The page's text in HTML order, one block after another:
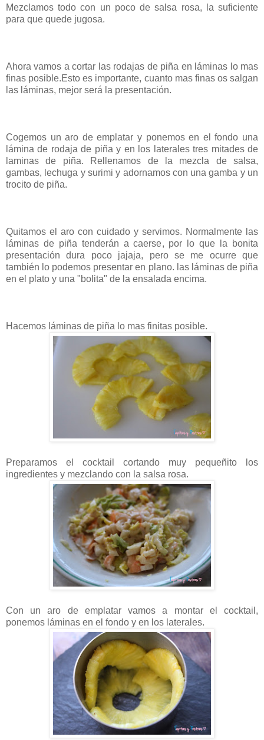
Mezclamos todo con un poco de salsa rosa, la suficiente
para que quede jugosa.
Ahora vamos a cortar las rodajas de piña en láminas lo mas
finas posible.Esto es importante, cuanto mas finas os salgan
las láminas, mejor será la presentación.
Cogemos un aro de emplatar y ponemos en el fondo una
lámina de rodaja de piña y en los laterales tres mitades de
laminas de piña. Rellenamos de la mezcla de salsa,
gambas, lechuga y surimi y adornamos con una gamba y un
trocito de piña.
Quitamos el aro con cuidado y servimos. Normalmente las
láminas de piña tenderán a caerse, por lo que la bonita
presentación dura poco jajaja, pero se me ocurre que
también lo podemos presentar en plano. las láminas de piña
en el plato y una "bolita" de la ensalada encima.
Hacemos láminas de piña lo mas finitas posible.
Preparamos el cocktail cortando muy pequeñito los
ingredientes y mezclando con la salsa rosa.
Con un aro de emplatar vamos a montar el cocktail,
ponemos láminas en el fondo y en los laterales.